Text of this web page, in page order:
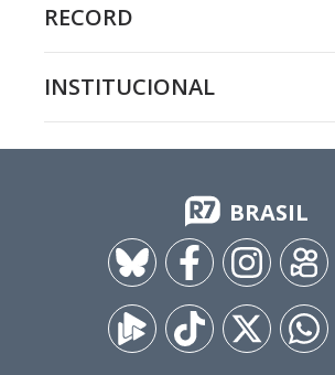
RECORD
INSTITUCIONAL
BRASIL